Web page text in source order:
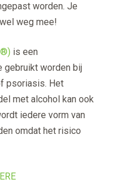
worden. Je
weg mee!
is een
gebruikt worden bij
psoriasis. Het
met alcohol kan ook
iedere vorm van
omdat het risico